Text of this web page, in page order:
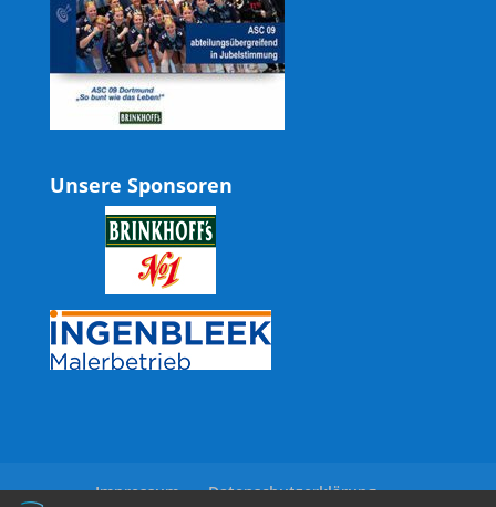
Unsere Sponsoren
Impressum Datenschutzerklärung